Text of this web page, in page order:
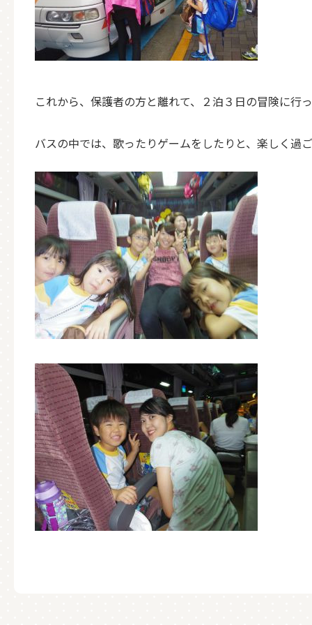
これから、保護者の方と離れて、２泊３日の冒険に行
バスの中では、歌ったりゲームをしたりと、楽しく過